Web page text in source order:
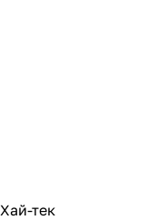
Хай-тек